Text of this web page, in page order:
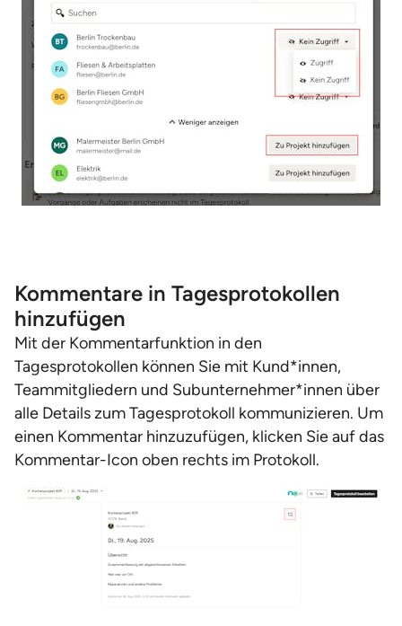
Kommentare in Tagesprotokollen
hinzufügen
Mit der Kommentarfunktion in den
Tagesprotokollen können Sie mit Kund*innen,
Teammitgliedern und Subunternehmer*innen über
alle Details zum Tagesprotokoll kommunizieren. Um
einen Kommentar hinzuzufügen, klicken Sie auf das
Kommentar-Icon oben rechts im Protokoll.